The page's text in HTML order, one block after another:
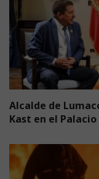
Alcalde de
Kast en el